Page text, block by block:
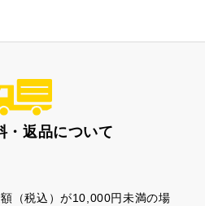
・返品について
（税込）が10,000円未満の場